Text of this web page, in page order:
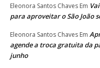
Eleonora Santos Chaves Em
para aproveitar o São João
Eleonora Santos Chaves Em
agende a troca gratuita da
junho